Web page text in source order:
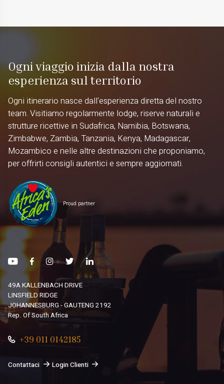
Ogni viaggio inizia dalla nostra
esperienza sul territorio
Ogni itinerario nasce dall'esperienza diretta del nostro
team. Visitiamo regolarmente lodge, riserve naturali e
strutture ricettive in Sudafrica, Namibia, Botswana,
Zimbabwe, Zambia, Tanzania, Kenya, Madagascar,
Mozambico e nelle altre destinazioni che proponiamo,
per offrirti consigli autentici e sempre aggiornati.
Proud partner
49A KALLENBACH DRIVE
LINSFIELD RIDGE
JOHANNESBURG - GAUTENG 2192
Rep. Of South Africa
+39 011 0142185
Contattaci Login Clienti